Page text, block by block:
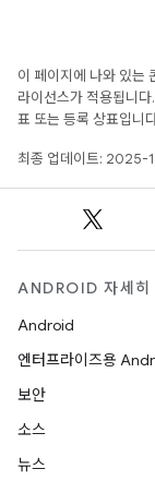
이 페이지에 나와 있는
라이선스가 적용됩니
표 또는 등록 상표입니
최종 업데이트: 2025-
ANDROID 자세히
Android
엔터프라이즈용
보안
소스
뉴스